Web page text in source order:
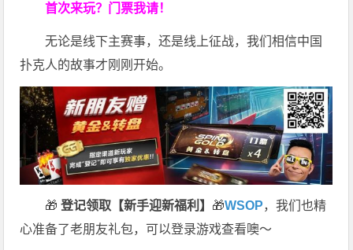
首次来玩？门票我请！
无论是线下主赛事，还是线上征战，我们相信中国
扑克人的故事才刚刚开始。
🎁 登记领取【新手迎新福利】 🎁WSOP，我们也精
心准备了老朋友礼包，可以登录游戏查看噢～